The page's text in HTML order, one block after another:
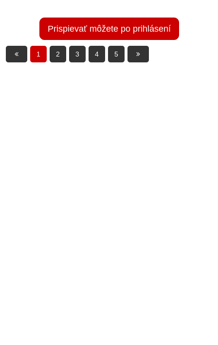
Prispievať môžete po prihlásení
1 2 3 4 5